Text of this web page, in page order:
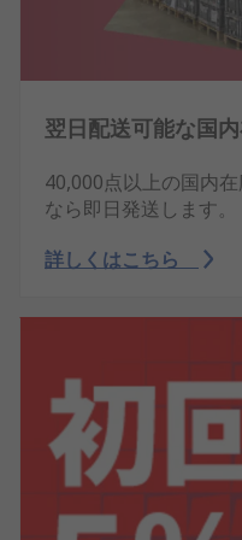
翌日配送可能な国
40,000点以上の国内
なら即日発送します。
詳しくはこちら